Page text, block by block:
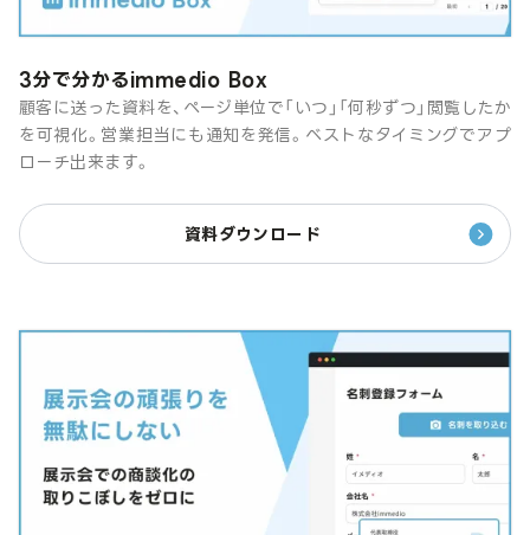
3分で分かるimmedio Box
顧客に送った資料を、ページ単位で「いつ」「何秒ずつ」閲覧したか
を可視化。営業担当にも通知を発信。ベストなタイミングでアプ
ローチ出来ます。
資料ダウンロード